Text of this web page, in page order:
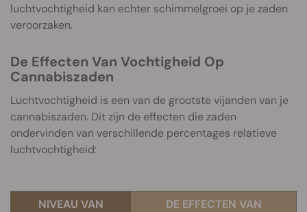
luchtvochtigheid kan echter schimmelgroei op je zaden
veroorzaken.
De Effecten Van Vochtigheid Op
Cannabiszaden
Luchtvochtigheid is een van de grootste vijanden van je
cannabiszaden. Dit zijn de effecten die zaden
ondervinden van verschillende percentages relatieve
luchtvochtigheid:
NIVEAU VAN
DE EFFECTEN VAN